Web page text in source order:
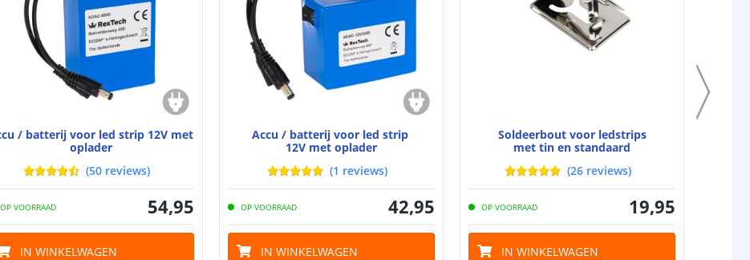
Garantie
5 jaar
Certificering led strip
enRoHS
/ batterij voor led strip 12V met
oplader
(50 reviews)
OP VOORRAAD 54,95
IN WINKELWAGEN
Accu / batterij voor led strip
12V met oplader
(1 reviews)
OP VOORRAAD 42,95
IN WINKELWAGEN
Soldeerbout voor ledstrips
met tin en standaard
(26 reviews)
OP VOORRAAD 19,95
IN WINKELWAGEN